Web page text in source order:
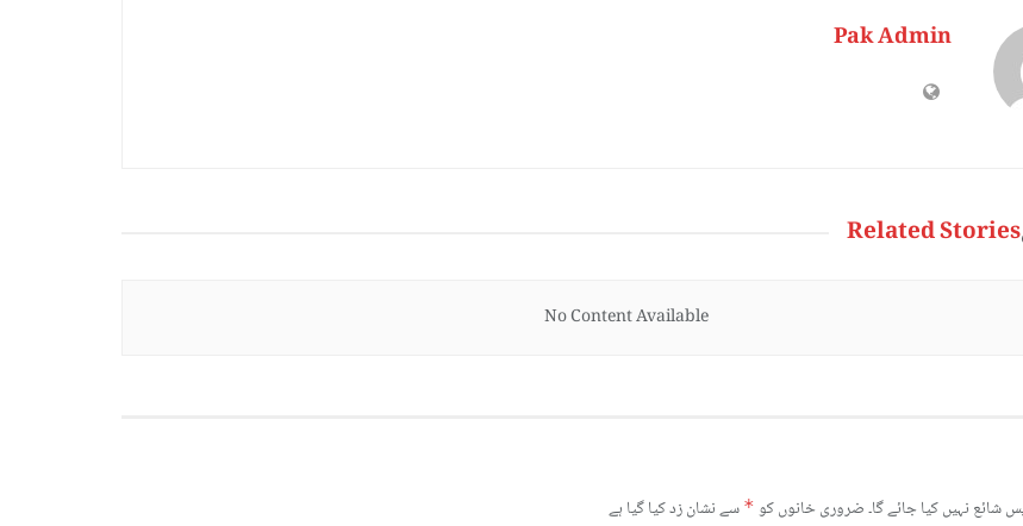
Pak Admin
Related Stories
No Content Available
شائع نہیں کیا جائے گا۔ضروری خانوں کو * سے نشان زد کیا گیا ہے